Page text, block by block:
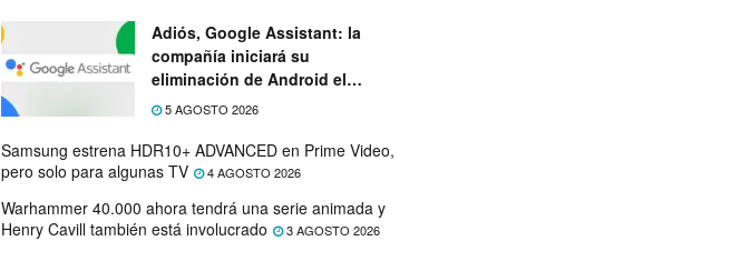
Adiós, Google Assistant: la
compañía iniciará su
eliminación de Android el
próximo mes
5 AGOSTO 2026
Samsung estrena HDR10+ ADVANCED en Prime Video,
pero solo para algunas TV
4 AGOSTO 2026
Warhammer 40.000 ahora tendrá una serie animada y
Henry Cavill también está involucrado
3 AGOSTO 2026